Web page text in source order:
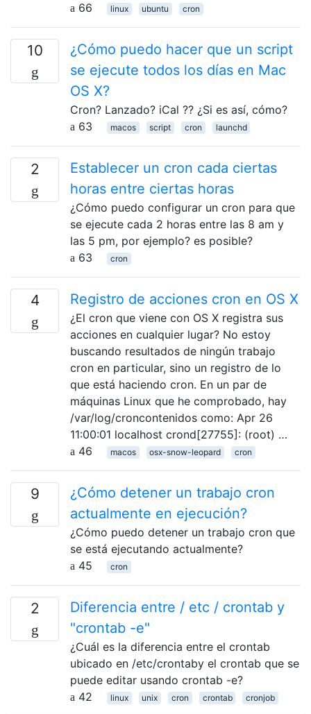
66
linux ubuntu cron
10
¿Cómo puedo hacer que un script
se ejecute todos los días en Mac
OS X?
Cron? Lanzado? iCal ?? ¿Si es así, cómo?
63
macos script cron launchd
2
Establecer un cron cada ciertas
horas entre ciertas horas
¿Cómo puedo configurar un cron para que
se ejecute cada 2 horas entre las 8 am y
las 5 pm, por ejemplo? es posible?
63
cron
4 Registro de acciones cron en OS X
¿El cron que viene con OS X registra sus
acciones en cualquier lugar? No estoy
buscando resultados de ningún trabajo
cron en particular, sino un registro de lo
que está haciendo cron. En un par de
máquinas Linux que he comprobado, hay
/var/log/croncontenidos como: Apr 26
11:00:01 localhost crond[27755]: (root) …
46
macos osx-snow-leopard cron
9
¿Cómo detener un trabajo cron
actualmente en ejecución?
¿Cómo puedo detener un trabajo cron que
se está ejecutando actualmente?
45
cron
2
Diferencia entre / etc / crontab y
"crontab -e"
¿Cuál es la diferencia entre el crontab
ubicado en /etc/crontaby el crontab que se
puede editar usando crontab -e?
42
linux unix cron crontab cronjob